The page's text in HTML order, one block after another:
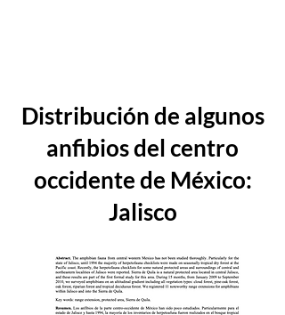
Distribución de algunos
anfibios del centro
occidente de México:
Jalisco